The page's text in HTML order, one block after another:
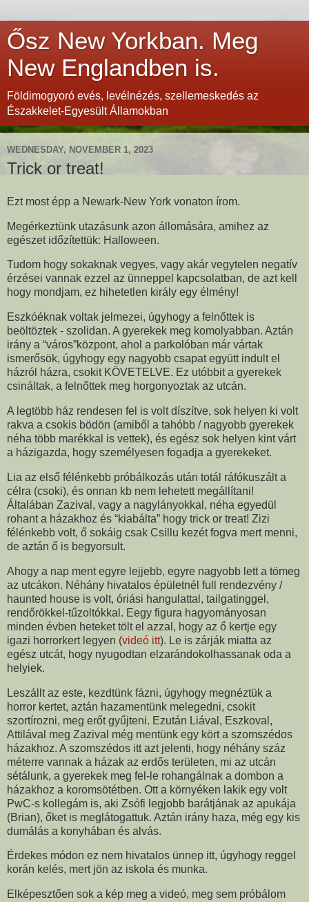
Ősz New Yorkban. Meg
New Englandben is.
Földimogyoró evés, levélnézés, szellemeskedés az
Északkelet-Egyesült Államokban
WEDNESDAY, NOVEMBER 1, 2023
Trick or treat!
Ezt most épp a Newark-New York vonaton írom.
Megérkeztünk utazásunk azon állomására, amihez az
egészet időzítettük: Halloween.
Tudom hogy sokaknak vegyes, vagy akár vegytelen negatív
érzései vannak ezzel az ünneppel kapcsolatban, de azt kell
hogy mondjam, ez hihetetlen király egy élmény!
Eszkóéknak voltak jelmezei, úgyhogy a felnőttek is
beöltöztek - szolidan. A gyerekek meg komolyabban. Aztán
irány a “város”központ, ahol a parkolóban már vártak
ismerősök, úgyhogy egy nagyobb csapat együtt indult el
házról házra, csokit KÖVETELVE. Ez utóbbit a gyerekek
csináltak, a felnőttek meg horgonyoztak az utcán.
A legtöbb ház rendesen fel is volt díszítve, sok helyen ki volt
rakva a csokis bödön (amiből a tahóbb / nagyobb gyerekek
néha több marékkal is vettek), és egész sok helyen kint várt
a házigazda, hogy személyesen fogadja a gyerekeket.
Lia az első félénkebb próbálkozás után totál ráfókuszált a
célra (csoki), és onnan kb nem lehetett megállítani!
Általában Zazival, vagy a nagylányokkal, néha egyedül
rohant a házakhoz és “kiabálta” hogy trick or treat! Zizi
félénkebb volt, ő sokáig csak Csillu kezét fogva mert menni,
de aztán ő is begyorsult.
Ahogy a nap ment egyre lejjebb, egyre nagyobb lett a tömeg
az utcákon. Néhány hivatalos épületnél full rendezvény /
haunted house is volt, óriási hangulattal, tailgatinggel,
rendőrökkel-tűzoltókkal. Eegy figura hagyományosan
minden évben heteket tölt el azzal, hogy az ő kertje egy
igazi horrorkert legyen (videó itt). Le is zárják miatta az
egész utcát, hogy nyugodtan elzarándokolhassanak oda a
helyiek.
Leszállt az este, kezdtünk fázni, úgyhogy megnéztük a
horror kertet, aztán hazamentünk melegedni, csokit
szortírozni, meg erőt gyűjteni. Ezután Liával, Eszkoval,
Attilával meg Zazival még mentünk egy kört a szomszédos
házakhoz. A szomszédos itt azt jelenti, hogy néhány száz
méterre vannak a házak az erdős területen, mi az utcán
sétálunk, a gyerekek meg fel-le rohangálnak a dombon a
házakhoz a koromsötétben. Ott a környéken lakik egy volt
PwC-s kollegám is, aki Zsófi legjobb barátjának az apukája
(Brian), őket is meglátogattuk. Aztán irány haza, még egy kis
dumálás a konyhában és alvás.
Érdekes módon ez nem hivatalos ünnep itt, úgyhogy reggel
korán kelés, mert jön az iskola és munka.
Elképesztően sok a kép meg a videó, meg sem próbálom